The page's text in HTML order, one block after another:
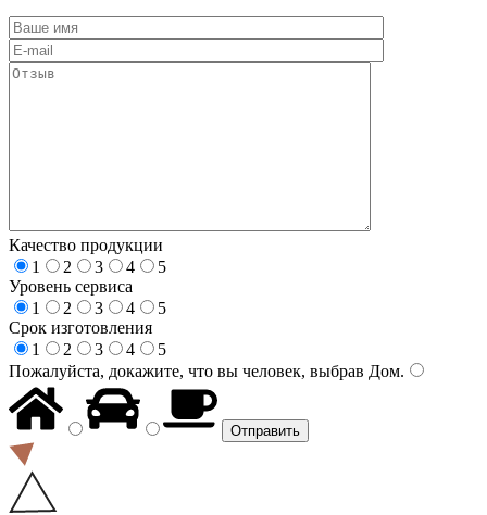
Качество продукции
1
2 3 4
5
Уровень сервиса
1
2 3 4
5
Срок изготовления
1
2 3 4
5
Пожалуйста, докажите, что вы человек, выбрав Дом.